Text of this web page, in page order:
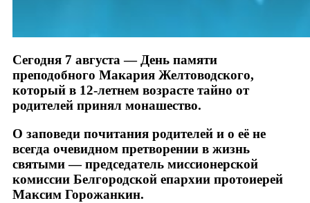
Сегодня 7 августа — День памяти
преподобного Макария Желтоводского,
который в 12-летнем возрасте тайно от
родителей принял монашество.
О заповеди почитания родителей и о её не
всегда очевидном претворении в жизнь
святыми — председатель миссионерской
комиссии Белгородской епархии протоиерей
Максим Горожанкин.